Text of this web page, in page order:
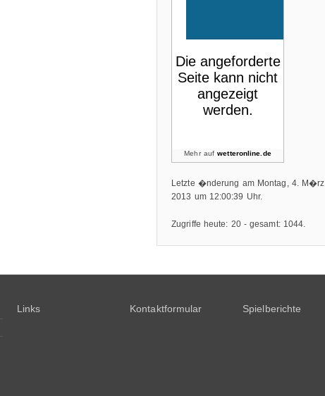
Mehr aufwetteronline.de
Letzte �nderung am Montag, 4. M�rz
2013 um 12:00:39 Uhr.
Zugriffe heute: 20 - gesamt: 1044.
Links Kontaktformular Spielberichte